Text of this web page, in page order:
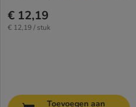
€ 12,19
€ 12,19 / stuk
Toevoegen aan